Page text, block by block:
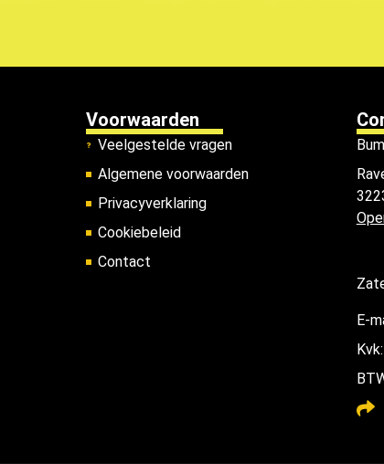
Voorwaarden
Veelgestelde vragen
Algemene voorwaarden
Privacyverklaring
Cookiebeleid
Contact
E-